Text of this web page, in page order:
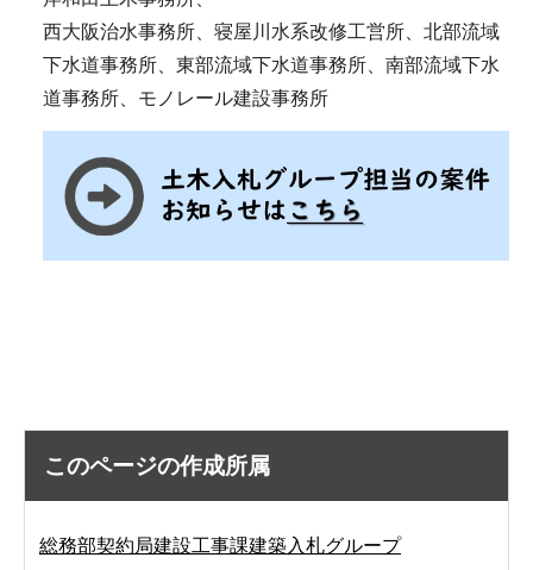
西大阪治水事務所、寝屋川水系改修工営所、北部流域
下水道事務所、東部流域下水道事務所、南部流域下水
道事務所、モノレール建設事務所
このページの作成所属
総務部契約局建設工事課建築入札グループ